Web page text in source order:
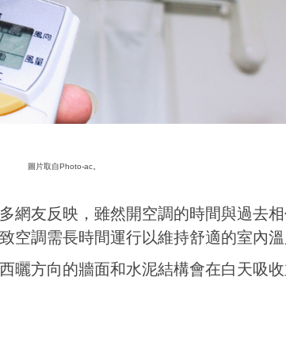
圖片取自Photo-ac。
友反映，雖然開空調的時間與過去
調需長時間運行以維持舒適的室內溫
曬方向的牆面和水泥結構會在白天吸